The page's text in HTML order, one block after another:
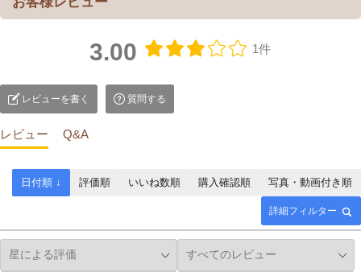
3.00 1件
レビューを書く 質問する
レビュー Q&A
詳細フィルター
日付順 ↓ 評価順 いいね数順 購入確認順 写真・動画付き順